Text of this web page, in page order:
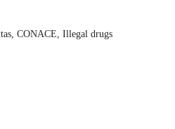
CONACE, Illegal drugs